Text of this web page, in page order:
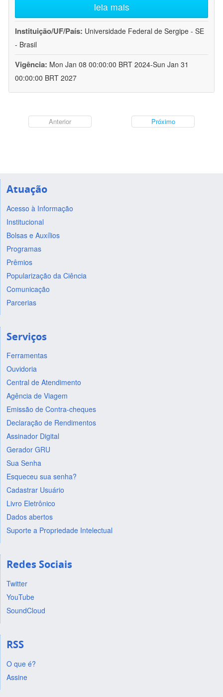
leia mais
Instituição/UF/País: Universidade Federal de Sergipe - SE
- Brasil
Vigência: Mon Jan 08 00:00:00 BRT 2024-Sun Jan 31
00:00:00 BRT 2027
Anterior Próximo
Atuação
Acesso à Informação
Institucional
Bolsas e Auxílios
Programas
Prêmios
Popularização da Ciência
Comunicação
Parcerias
Serviços
Ferramentas
Ouvidoria
Central de Atendimento
Agência de Viagem
Emissão de Contra-cheques
Declaração de Rendimentos
Assinador Digital
Gerador GRU
Sua Senha
Esqueceu sua senha?
Cadastrar Usuário
Livro Eletrônico
Dados abertos
Suporte a Propriedade Intelectual
Redes Sociais
Twitter
YouTube
SoundCloud
RSS
O que é?
Assine